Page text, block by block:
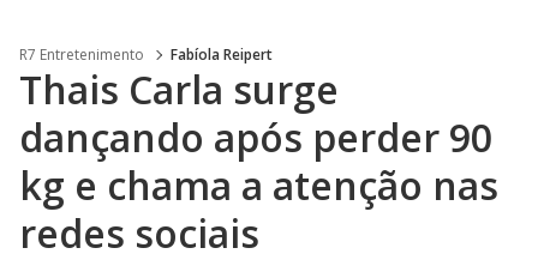
R7 Entretenimento Fabíola Reipert
Thais Carla surge
dançando após perder 90
kg e chama a atenção nas
redes sociais